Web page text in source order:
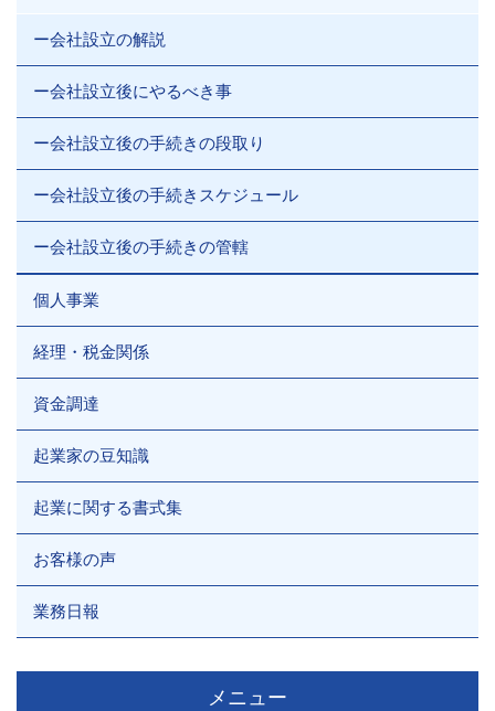
ー会社設立の解説
ー会社設立後にやるべき事
ー会社設立後の手続きの段取り
ー会社設立後の手続きスケジュール
ー会社設立後の手続きの管轄
個人事業
経理・税金関係
資金調達
起業家の豆知識
起業に関する書式集
お客様の声
業務日報
メニュー